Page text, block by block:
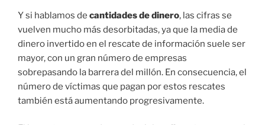
Y si hablamos de cantidades de dinero, las cifras se
vuelven mucho más desorbitadas, ya que la media de
dinero invertido en el rescate de información suele ser
mayor, con un gran número de empresas
sobrepasando la barrera del millón. En consecuencia, el
número de víctimas que pagan por estos rescates
también está aumentando progresivamente.